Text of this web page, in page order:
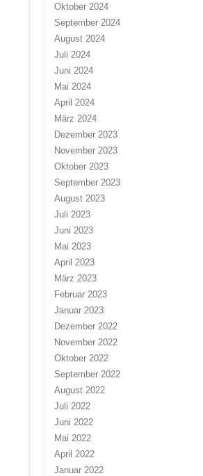
Oktober 2024
September 2024
August 2024
Juli 2024
Juni 2024
Mai 2024
April 2024
März 2024
Dezember 2023
November 2023
Oktober 2023
September 2023
August 2023
Juli 2023
Juni 2023
Mai 2023
April 2023
März 2023
Februar 2023
Januar 2023
Dezember 2022
November 2022
Oktober 2022
September 2022
August 2022
Juli 2022
Juni 2022
Mai 2022
April 2022
Januar 2022